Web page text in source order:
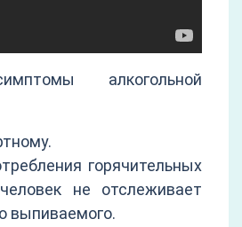
алкогольной
горячительных
не отслеживает
выпиваемого.